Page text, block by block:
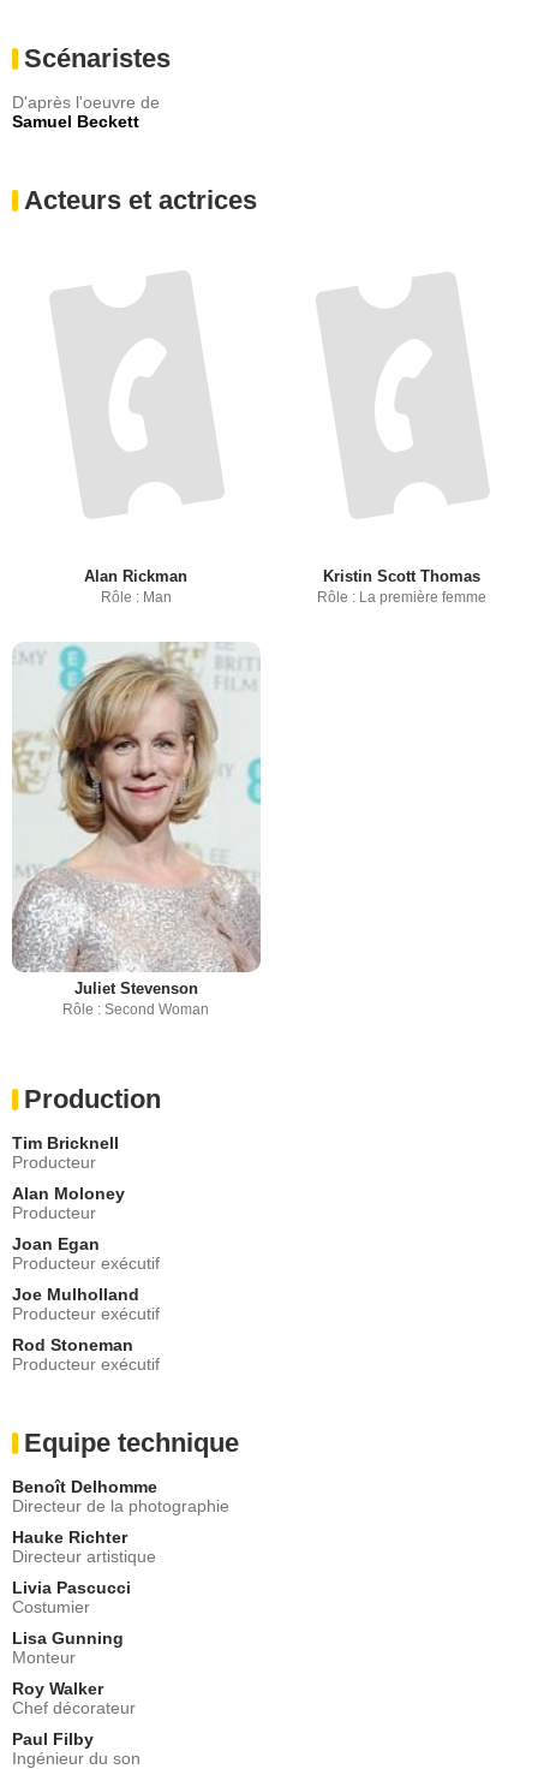
Scénaristes
D'après l'oeuvre de
Samuel Beckett
Acteurs et actrices
Alan Rickman
Rôle : Man
Kristin Scott Thomas
Rôle : La première femme
Juliet Stevenson
Rôle : Second Woman
Production
Tim Bricknell
Producteur
Alan Moloney
Producteur
Joan Egan
Producteur exécutif
Joe Mulholland
Producteur exécutif
Rod Stoneman
Producteur exécutif
Equipe technique
Benoît Delhomme
Directeur de la photographie
Hauke Richter
Directeur artistique
Livia Pascucci
Costumier
Lisa Gunning
Monteur
Roy Walker
Chef décorateur
Paul Filby
Ingénieur du son